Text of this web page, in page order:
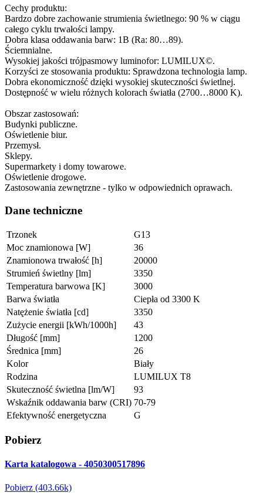
Cechy produktu:
Bardzo dobre zachowanie strumienia świetlnego: 90 % w ciągu
całego cyklu trwałości lampy.
Dobra klasa oddawania barw: 1B (Ra: 80…89).
Ściemnialne.
Wysokiej jakości trójpasmowy luminofor: LUMILUX©.
Korzyści ze stosowania produktu: Sprawdzona technologia lamp.
Dobra ekonomiczność dzięki wysokiej skuteczności świetlnej.
Dostępność w wielu różnych kolorach światła (2700…8000 K).
Obszar zastosowań:
Budynki publiczne.
Oświetlenie biur.
Przemysł.
Sklepy.
Supermarkety i domy towarowe.
Oświetlenie drogowe.
Zastosowania zewnętrzne - tylko w odpowiednich oprawach.
Dane techniczne
Trzonek
G13
Moc znamionowa [W]
36
Znamionowa trwałość [h]
20000
Strumień świetlny [lm]
3350
Temperatura barwowa [K]
3000
Barwa światła
Ciepła od 3300 K
Natężenie światła [cd]
3350
Zużycie energii [kWh/1000h]
43
Długość [mm]
1200
Średnica [mm]
26
Kolor
Biały
Rodzina
LUMILUX T8
Skuteczność świetlna [lm/W]
93
Wskaźnik oddawania barw (CRI) 70-79
Efektywność energetyczna
G
Pobierz
Karta katalogowa - 4050300517896
Pobierz (403.66k)